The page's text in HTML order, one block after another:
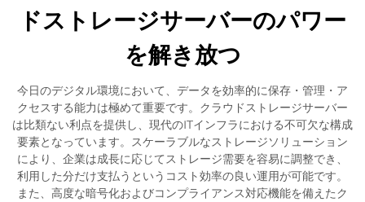
ドストレージサーバーのパワー
を解き放つ
今日のデジタル環境において、データを効率的に保存・管理・ア
クセスする能力は極めて重要です。クラウドストレージサーバー
は比類ない利点を提供し、現代のITインフラにおける不可欠な構成
要素となっています。スケーラブルなストレージソリューション
により、企業は成長に応じてストレージ需要を容易に調整でき、
利用した分だけ支払うというコスト効率の良い運用が可能です。
また、高度な暗号化およびコンプライアンス対応機能を備えたク